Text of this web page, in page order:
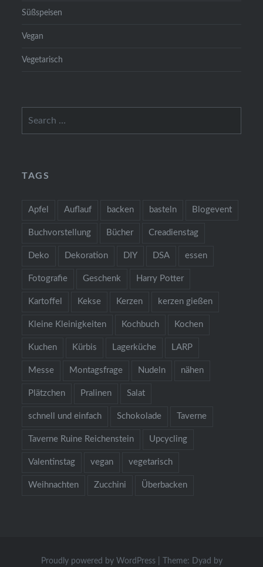
Süßspeisen
Vegan
Vegetarisch
TAGS
Apfel Auflauf backen basteln Blogevent
Buchvorstellung Bücher Creadienstag
Deko Dekoration DIY DSA essen
Fotografie Geschenk Harry Potter
Kartoffel Kekse Kerzen kerzen gießen
Kleine Kleinigkeiten Kochbuch Kochen
Kuchen Kürbis Lagerküche LARP
Messe Montagsfrage Nudeln nähen
Plätzchen Pralinen Salat
schnell und einfach Schokolade Taverne
Taverne Ruine Reichenstein Upcycling
Valentinstag vegan vegetarisch
Weihnachten Zucchini Überbacken
Proudly powered by WordPress Theme: Dyad by